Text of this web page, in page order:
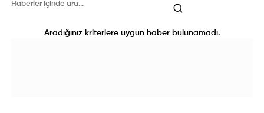
Aradığınız kriterlere uygun haber bulunamadı.